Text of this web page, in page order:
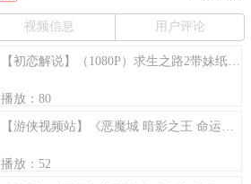
视频信息
用户评论
【初恋解说】（1080P）求生之路2带妹纸逛游乐场
播放：80
【游侠视频站】《恶魔城 暗影之王 命运之镜》全流程04
播放：52